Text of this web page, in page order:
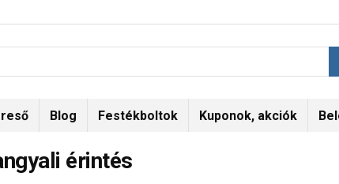
Blog Festékboltok Kuponok, akciók
érintés